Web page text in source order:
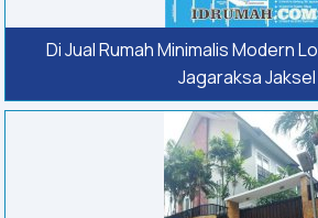
Di Jual Rumah Minimalis Modern
Jagaraksa Jaksel